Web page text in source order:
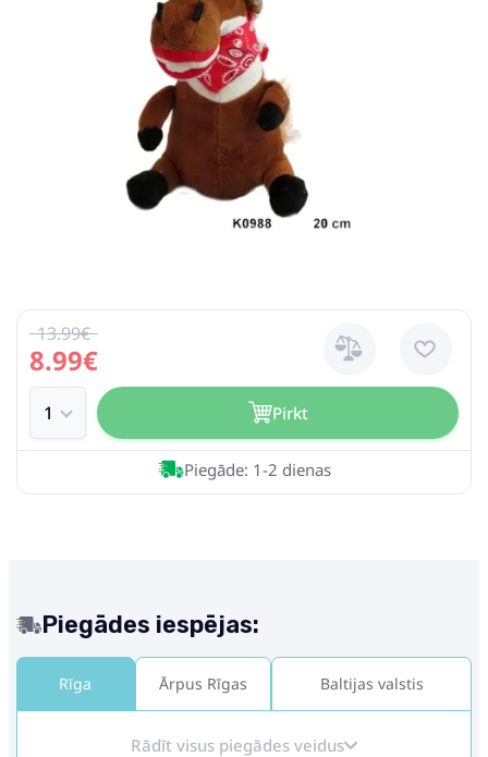
8.99€
13.99€
Pirkt
Piegāde: 1-2 dienas
Piegādes iespējas:
Rīga Ārpus Rīgas Baltijas valstis
Rādīt visus piegādes veidus